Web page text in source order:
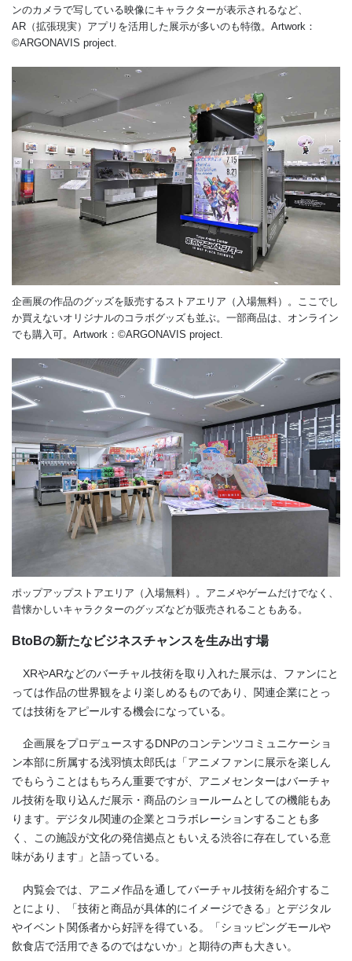
ンのカメラで写している映像にキャラクターが表示されるなど、
AR（拡張現実）アプリを活用した展示が多いのも特徴。Artwork：
©ARGONAVIS project.
企画展の作品のグッズを販売するストアエリア（入場無料）。ここでし
か買えないオリジナルのコラボグッズも並ぶ。一部商品は、オンライン
でも購入可。Artwork：©ARGONAVIS project.
ポップアップストアエリア（入場無料）。アニメやゲームだけでなく、
昔懐かしいキャラクターのグッズなどが販売されることもある。
BtoBの新たなビジネスチャンスを生み出す場
XRやARなどのバーチャル技術を取り入れた展示は、ファンにと
っては作品の世界観をより楽しめるものであり、関連企業にとっ
ては技術をアピールする機会になっている。
企画展をプロデュースするDNPのコンテンツコミュニケーショ
ン本部に所属する浅羽慎太郎氏は「アニメファンに展示を楽しん
でもらうことはもちろん重要ですが、アニメセンターはバーチャ
ル技術を取り込んだ展示・商品のショールームとしての機能もあ
ります。デジタル関連の企業とコラボレーションすることも多
く、この施設が文化の発信拠点ともいえる渋谷に存在している意
味があります」と語っている。
内覧会では、アニメ作品を通してバーチャル技術を紹介するこ
とにより、「技術と商品が具体的にイメージできる」とデジタル
やイベント関係者から好評を得ている。「ショッピングモールや
飲食店で活用できるのではないか」と期待の声も大きい。